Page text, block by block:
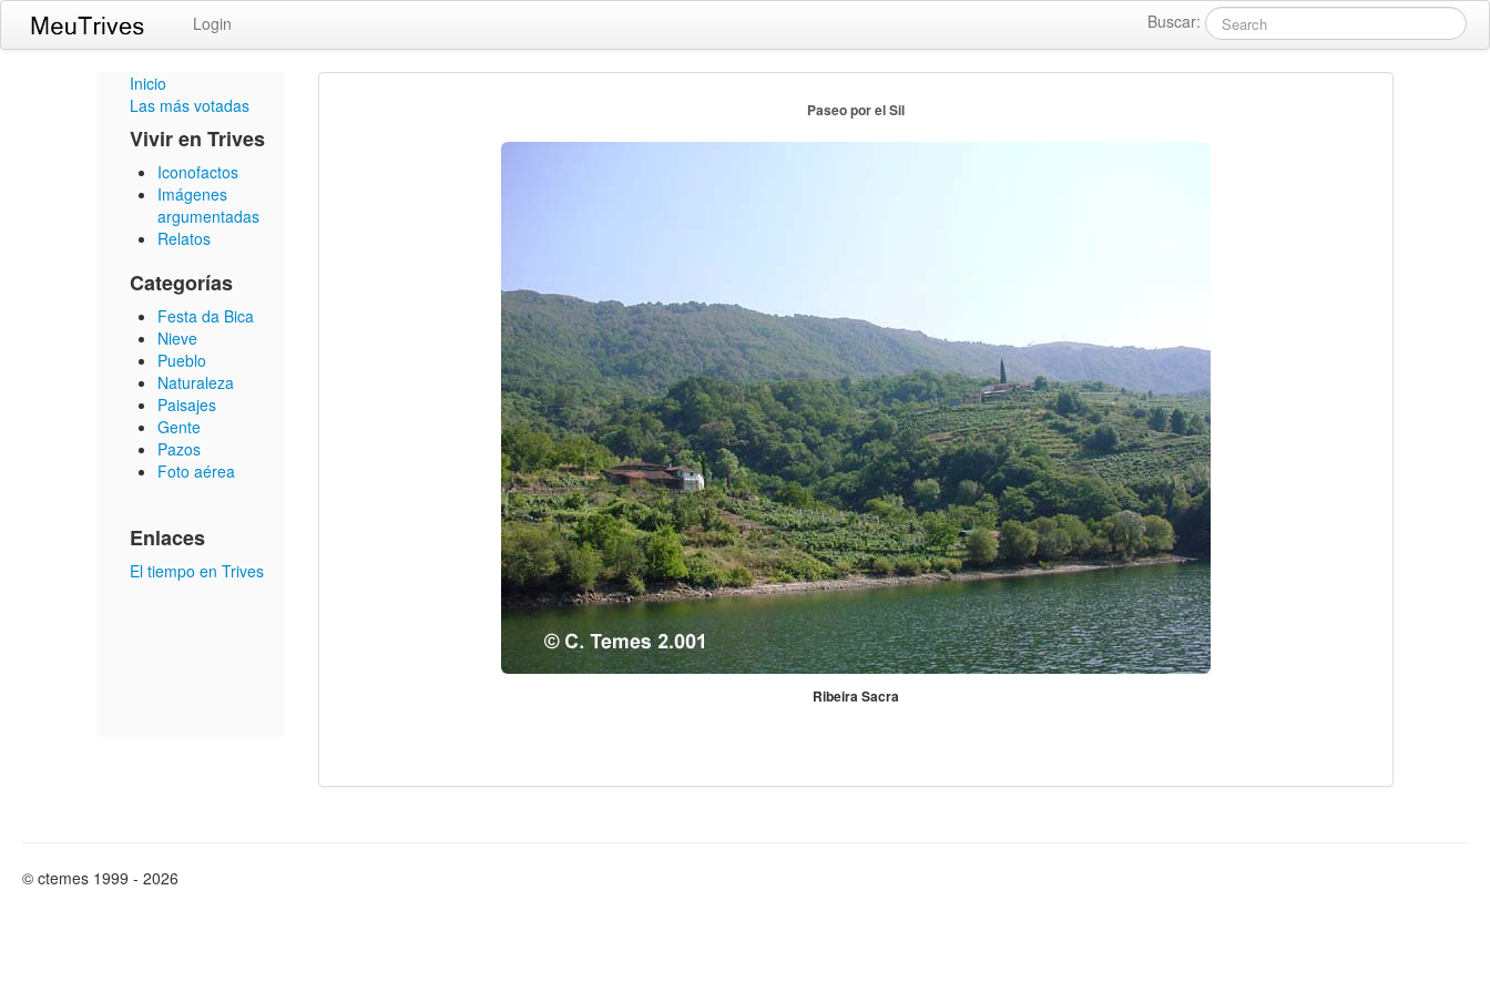
Buscar:
Login
Inicio
Las más votadas
Vivir en Trives
Iconofactos
Imágenes
argumentadas
Relatos
Categorías
Festa da Bica
Nieve
Pueblo
Naturaleza
Paisajes
Gente
Pazos
Foto aérea
Enlaces
El tiempo en Trives
Paseo por el Sil
Ribeira Sacra
© ctemes 1999 - 2026